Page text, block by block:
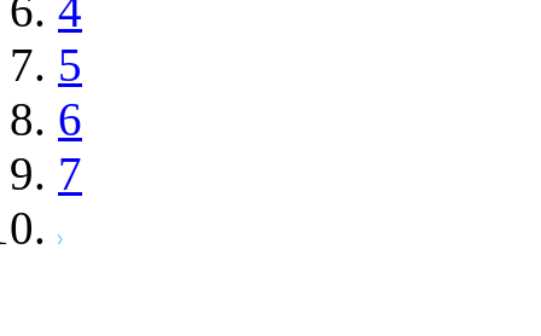
4
5
6
7